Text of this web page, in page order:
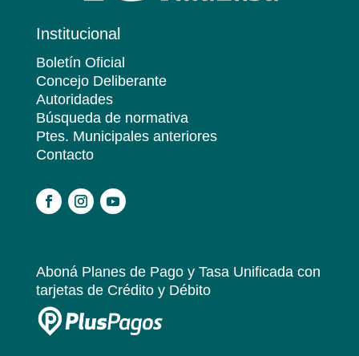
Institucional
Boletín Oficial
Concejo Deliberante
Autoridades
Búsqueda de normativa
Ptes. Municipales anteriores
Contacto
Aboná Planes de Pago y Tasa Unificadacon
tarjetas de Crédito y Débito